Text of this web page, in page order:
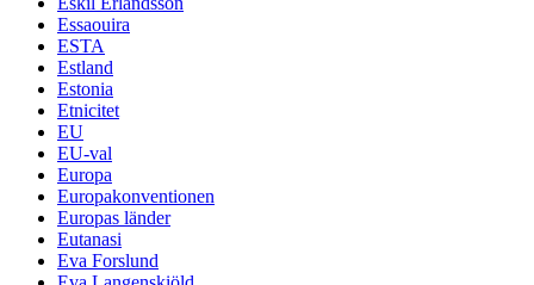
Essaouira
ESTA
Estland
Estonia
Etnicitet
EU
EU-val
Europa
Europakonventionen
Europas länder
Eutanasi
Eva Forslund